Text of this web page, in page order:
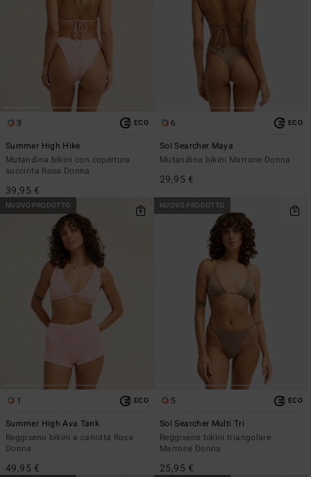
3 ECO
Summer High Hike
Mutandina bikini con copertura
succinta Rosa Donna
39,95 €
6 ECO
Sol Searcher Maya
Mutandina bikini Marrone Donna
29,95 €
NUOVO PRODOTTO
1 ECO
Summer High Ava Tank
Reggiseno bikini a canotta Rosa
Donna
49,95 €
NUOVO PRODOTTO
5 ECO
Sol Searcher Multi Tri
Reggiseno bikini triangolare
Marrone Donna
25,95 €